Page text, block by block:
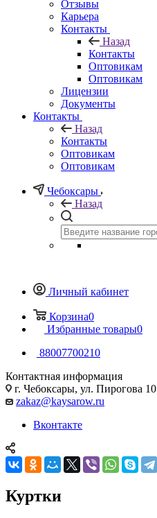
Отзывы
Карьера
Контакты
Назад
Контакты
Оптовикам
Оптовикам
Лицензии
Документы
Контакты
Назад
Контакты
Оптовикам
Оптовикам
Чебоксары
Назад
Личный кабинет
Корзина0
Избранные товары0
88007700210
Контактная информация
г. Чебоксары, ул. Пирогова 10
zakaz@kaysarow.ru
Вконтакте
Куртки